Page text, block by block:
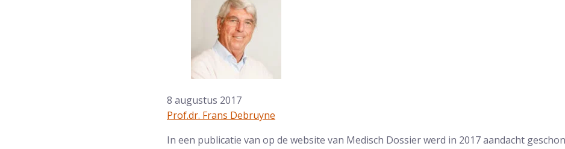
8 augustus 2017
Prof.dr. Frans Debruyne
In een publicatie van op de website van Medisch Dossier werd in 2017 aandacht